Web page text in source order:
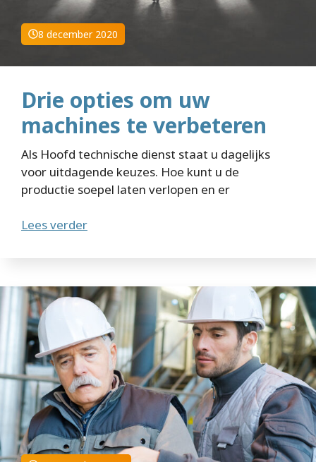
8 december 2020
Drie opties om uw
machines te verbeteren
Als Hoofd technische dienst staat u dagelijks
voor uitdagende keuzes. Hoe kunt u de
productie soepel laten verlopen en er
Lees verder